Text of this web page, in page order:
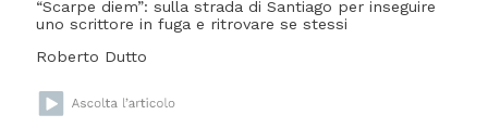
“Scarpe diem”: sulla strada di Santiago per inseguire
uno scrittore in fuga e ritrovare se stessi
Roberto Dutto